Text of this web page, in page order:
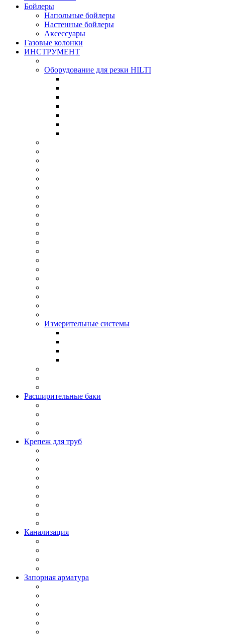
Бойлеры
Напольные бойлеры
Настенные бойлеры
Аксессуары
Газовые колонки
ИНСТРУМЕНТ
Оборудование для резки HILTI
Измерительные системы
Расширительные баки
Крепеж для труб
Канализация
Запорная арматура